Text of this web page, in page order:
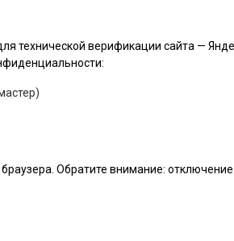
технической верификации сайта —
Обратите внимание: